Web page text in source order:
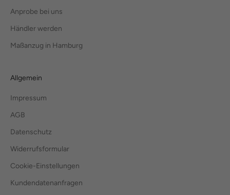
Anprobe bei uns
Händler werden
Maßanzug in Hamburg
Allgemein
Impressum
AGB
Datenschutz
Widerrufsformular
Cookie-Einstellungen
Kundendatenanfragen